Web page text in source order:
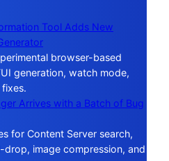
Tool Adds New
browser-based
generation, watch mode,
Arrives with a Batch of Bug
for Content Server search,
image compression, and